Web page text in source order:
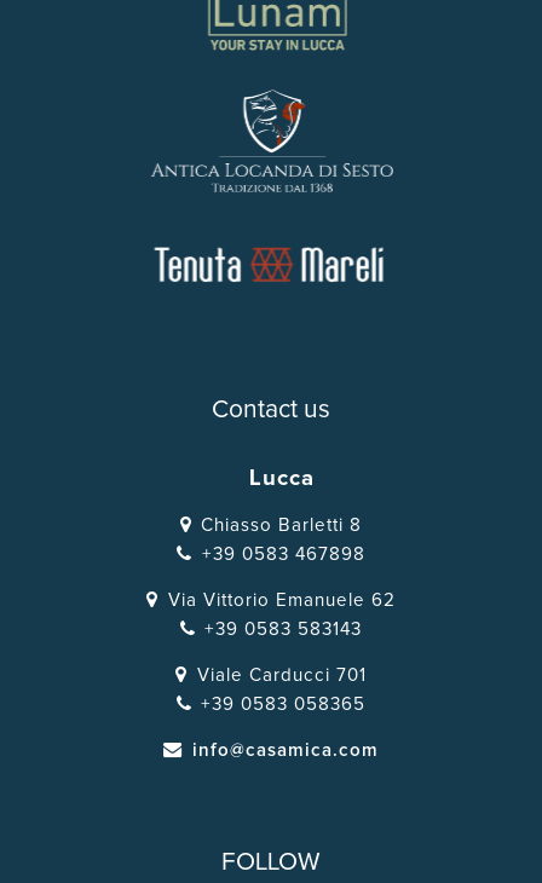
Contact us
Lucca
Chiasso Barletti 8
+39 0583 467898
Via Vittorio Emanuele 62
+39 0583 583143
Viale Carducci 701
+39 0583 058365
info@casamica.com
FOLLOW